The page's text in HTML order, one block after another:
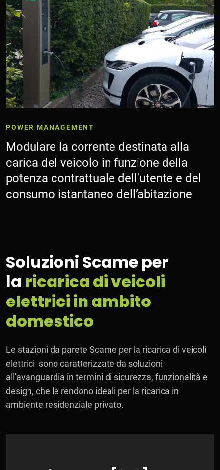
POWER MANAGEMENT
Modulare la corrente destinata alla
carica del veicolo in funzione della
potenza contrattuale dell’utente e del
consumo istantaneo dell’abitazione
Soluzioni Scame per
la ricarica di veicoli
elettrici in ambito
domestico
Le stazioni da parete Scame per la ricarica di veicoli
elettrici sono caratterizzate da soluzioni
all'avanguardia in termini di sicurezza, funzionalità e
design, che le rendono ideali per la ricarica in
ambiente residenziale privato.